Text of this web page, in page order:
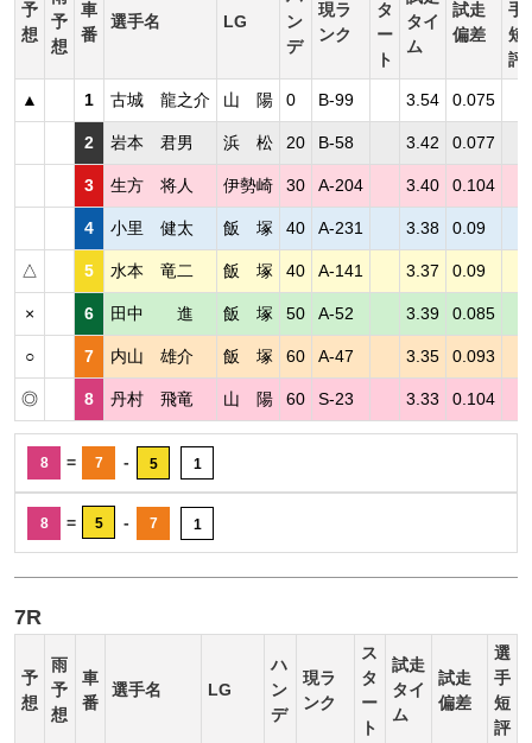
予
想
予
想
車
番
選手名 LG
ン
デ
現ラ
ンク
タ
ー
ト
タイ
ム
試走
偏差
手
短
評
▲ 1 古城 龍之介 山 陽 0 B-99 3.54 0.075
2 岩本 君男 浜 松 20 B-58 3.42 0.077
3 生方 将人 伊勢崎 30 A-204 3.40 0.104
4 小里 健太 飯 塚 40 A-231 3.38 0.09
△ 5 水本 竜二 飯 塚 40 A-141 3.37 0.09
× 6 田中 進 飯 塚 50 A-52 3.39 0.085
○ 7 内山 雄介 飯 塚 60 A-47 3.35 0.093
◎ 8 丹村 飛竜 山 陽 60 S-23 3.33 0.104
8 = 7 - 5 1
8 = 5 - 7 1
7R
予
想
雨
予
想
車
番
選手名 LG
ハ
ン
デ
現ラ
ンク
ス
タ
ー
ト
試走
タイ
ム
試走
偏差
選
手
短
評